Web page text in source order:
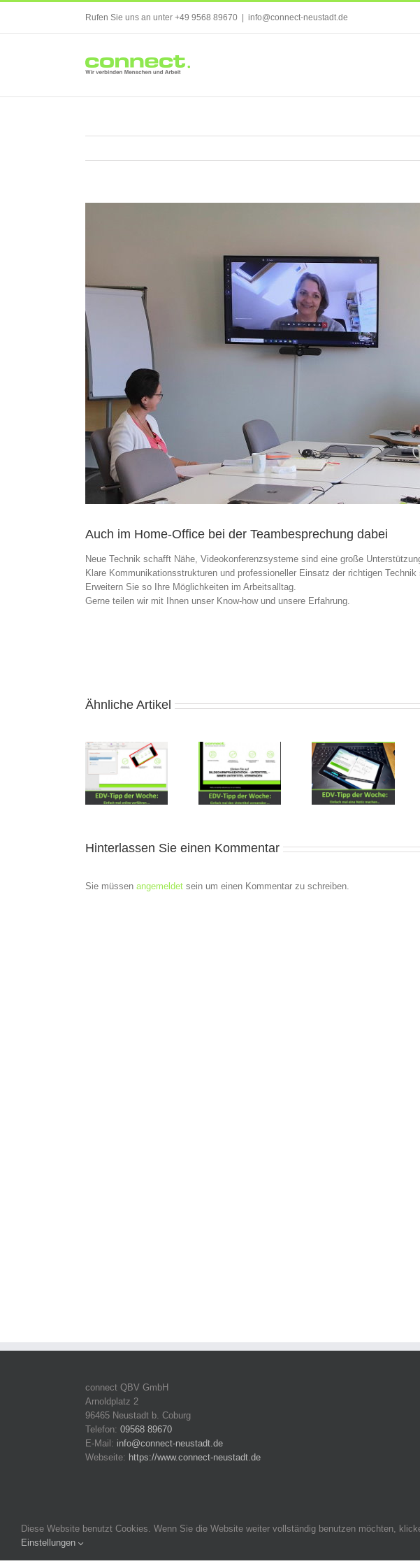
content
Rufen Sie uns an unter +49 9568 89670 info@connect-neustadt.de
Auch im Home-Office bei der Teambesprechung dabei
Neue Technik schafft Nähe, Videokonferenzsysteme sind eine große
Klare Kommunikationsstrukturen und professioneller Einsatz der richtigen Technik
Erweitern Sie so Ihre Möglichkeiten im Arbeitsalltag.
Gerne teilen wir mit Ihnen unser Know-how und unsere Erfahrung.
Ähnliche Artikel
unserem EDV-
Trainer
Tipps von
unserem EDV-
Trainer
Tipps von
unserem EDV-
Trainer
Hinterlassen Sie einen Kommentar
Sie müssen angemeldet sein um einen Kommentar zu schreiben.
connect QBV GmbH
Arnoldplatz 2
96465 Neustadt b. Coburg
Telefon: 09568 89670
E-Mail: info@connect-neustadt.de
Webseite: https://www.connect-neustadt.de
Copyright 2016-2026 connect Neustadt | Alle Rechte vorbehalten
Diese Website benutzt Cookies. Wenn Sie die Website weiter vollständig benutzen möchten,
Einstellungen